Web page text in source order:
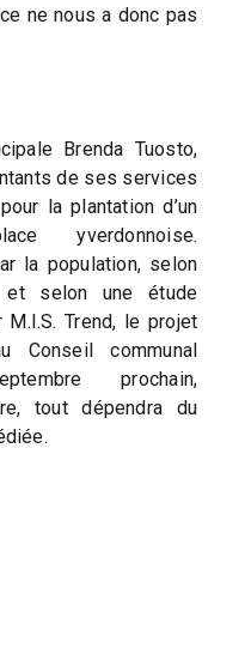
ne nous a donc pas
Brenda Tuosto,
de ses services
la plantation d’un
yverdonnoise.
la population, selon
selon une étude
Trend, le projet
Conseil communal
prochain,
tout dépendra du